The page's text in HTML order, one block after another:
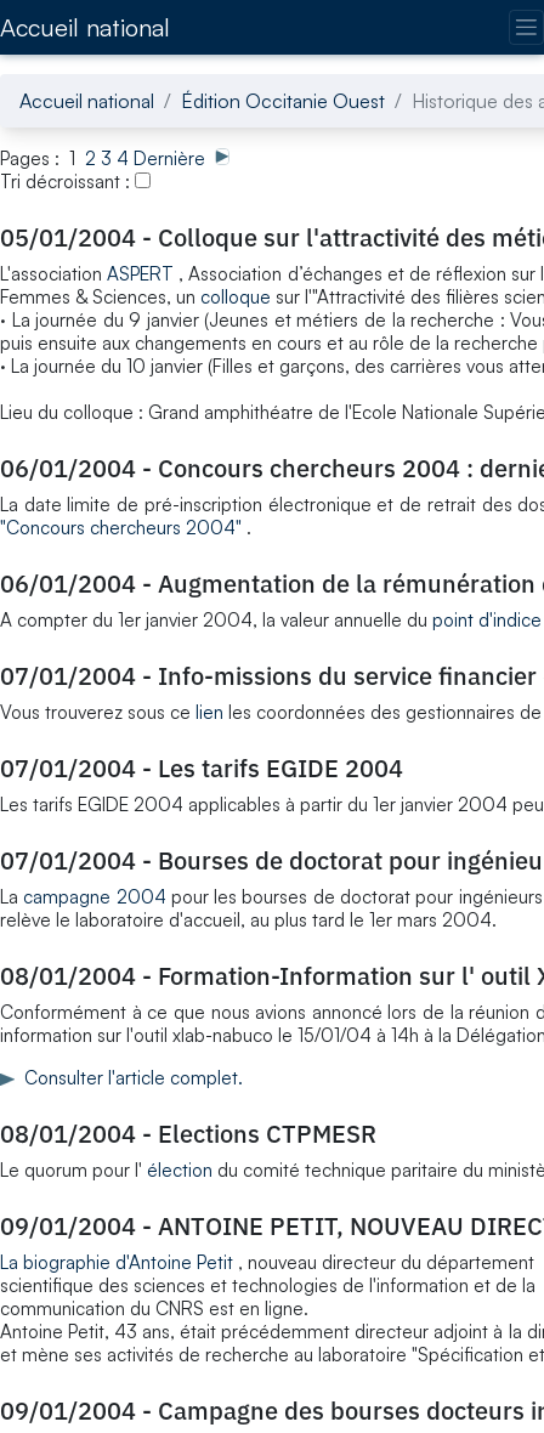
Accueil national
Accueil national Édition Occitanie Ouest Historique des
Pages : 1 2 3 4 Dernière
Tri décroissant :
05/01/2004 - Colloque sur l'attractivité des
L'associationASPERT , Association d’échanges et de réflexion
Femmes & Sciences, un colloque sur l'"Attractivité des filières
· La journée du 9 janvier (Jeunes et métiers de la recherche :
puis ensuite aux changements en cours et au rôle de la recherche
· La journée du 10 janvier (Filles et garçons, des carrières vous
Lieu du colloque : Grand amphithéatre de l'Ecole Nationale
06/01/2004 - Concours chercheurs 2004 :
La date limite de pré-inscription électronique et de retrait des
"Concours chercheurs 2004" .
06/01/2004 - Augmentation de la
A compter du 1er janvier 2004, la valeur annuelle du point d'indice
07/01/2004 - Info-missions du service
Vous trouverez sous ce lien les coordonnées des gestionnaires
07/01/2004 - Les tarifs EGIDE 2004
Les tarifs EGIDE 2004 applicables à partir du 1er janvier 2004
07/01/2004 - Bourses de doctorat pour
La campagne 2004 pour les bourses de doctorat pour
relève le laboratoire d'accueil, au plus tard le 1er mars 2004.
08/01/2004 - Formation-Information sur l' outil
Conformément à ce que nous avions annoncé lors de la
information sur l'outil xlab-nabuco le 15/01/04 à 14h à la
Consulter l'article complet.
08/01/2004 - Elections CTPMESR
Le quorum pour l' élection du comité technique paritaire du
09/01/2004 - ANTOINE PETIT, NOUVEAU
La biographie d'Antoine Petit , nouveau directeur du département
scientifique des sciences et technologies de l'information et de la
communication du CNRS est en ligne.
Antoine Petit, 43 ans, était précédemment directeur adjoint à la
et mène ses activités de recherche au laboratoire "Spécification
09/01/2004 - Campagne des bourses docteurs